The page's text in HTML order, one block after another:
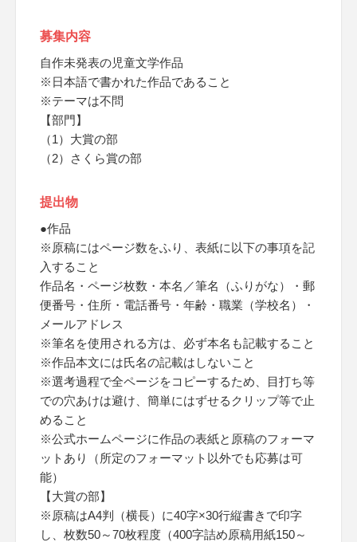
募集内容
自作未発表の児童文学作品
※日本語で書かれた作品であること
※テーマは不問
【部門】
（1）大賞の部
（2）さくら賞の部
提出物
●作品
※原稿にはページ数をふり、表紙に以下の事項を記
入すること
作品名・ページ枚数・本名／筆名（ふりがな）・郵
便番号・住所・電話番号・年齢・職業（学校名）・
メールアドレス
※筆名を使用される方は、必ず本名も記載すること
※作品本文には氏名の記載はしないこと
※選考過程で全ページをコピーするため、目打ち等
での穴あけは避け、簡単にはずせるクリップ等で止
めること
※公式ホームページに作品の表紙と原稿のフォーマ
ットあり（所定のフォーマット以外でも応募は可
能）
【大賞の部】
※原稿はA4判（横長）に40字×30行縦書きで印字
し、枚数50～70枚程度（400字詰め原稿用紙150～